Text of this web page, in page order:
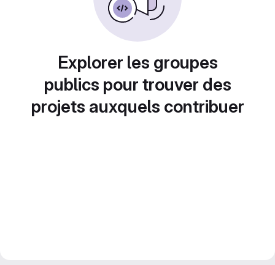
Explorer les groupes
publics pour trouver des
projets auxquels contribuer